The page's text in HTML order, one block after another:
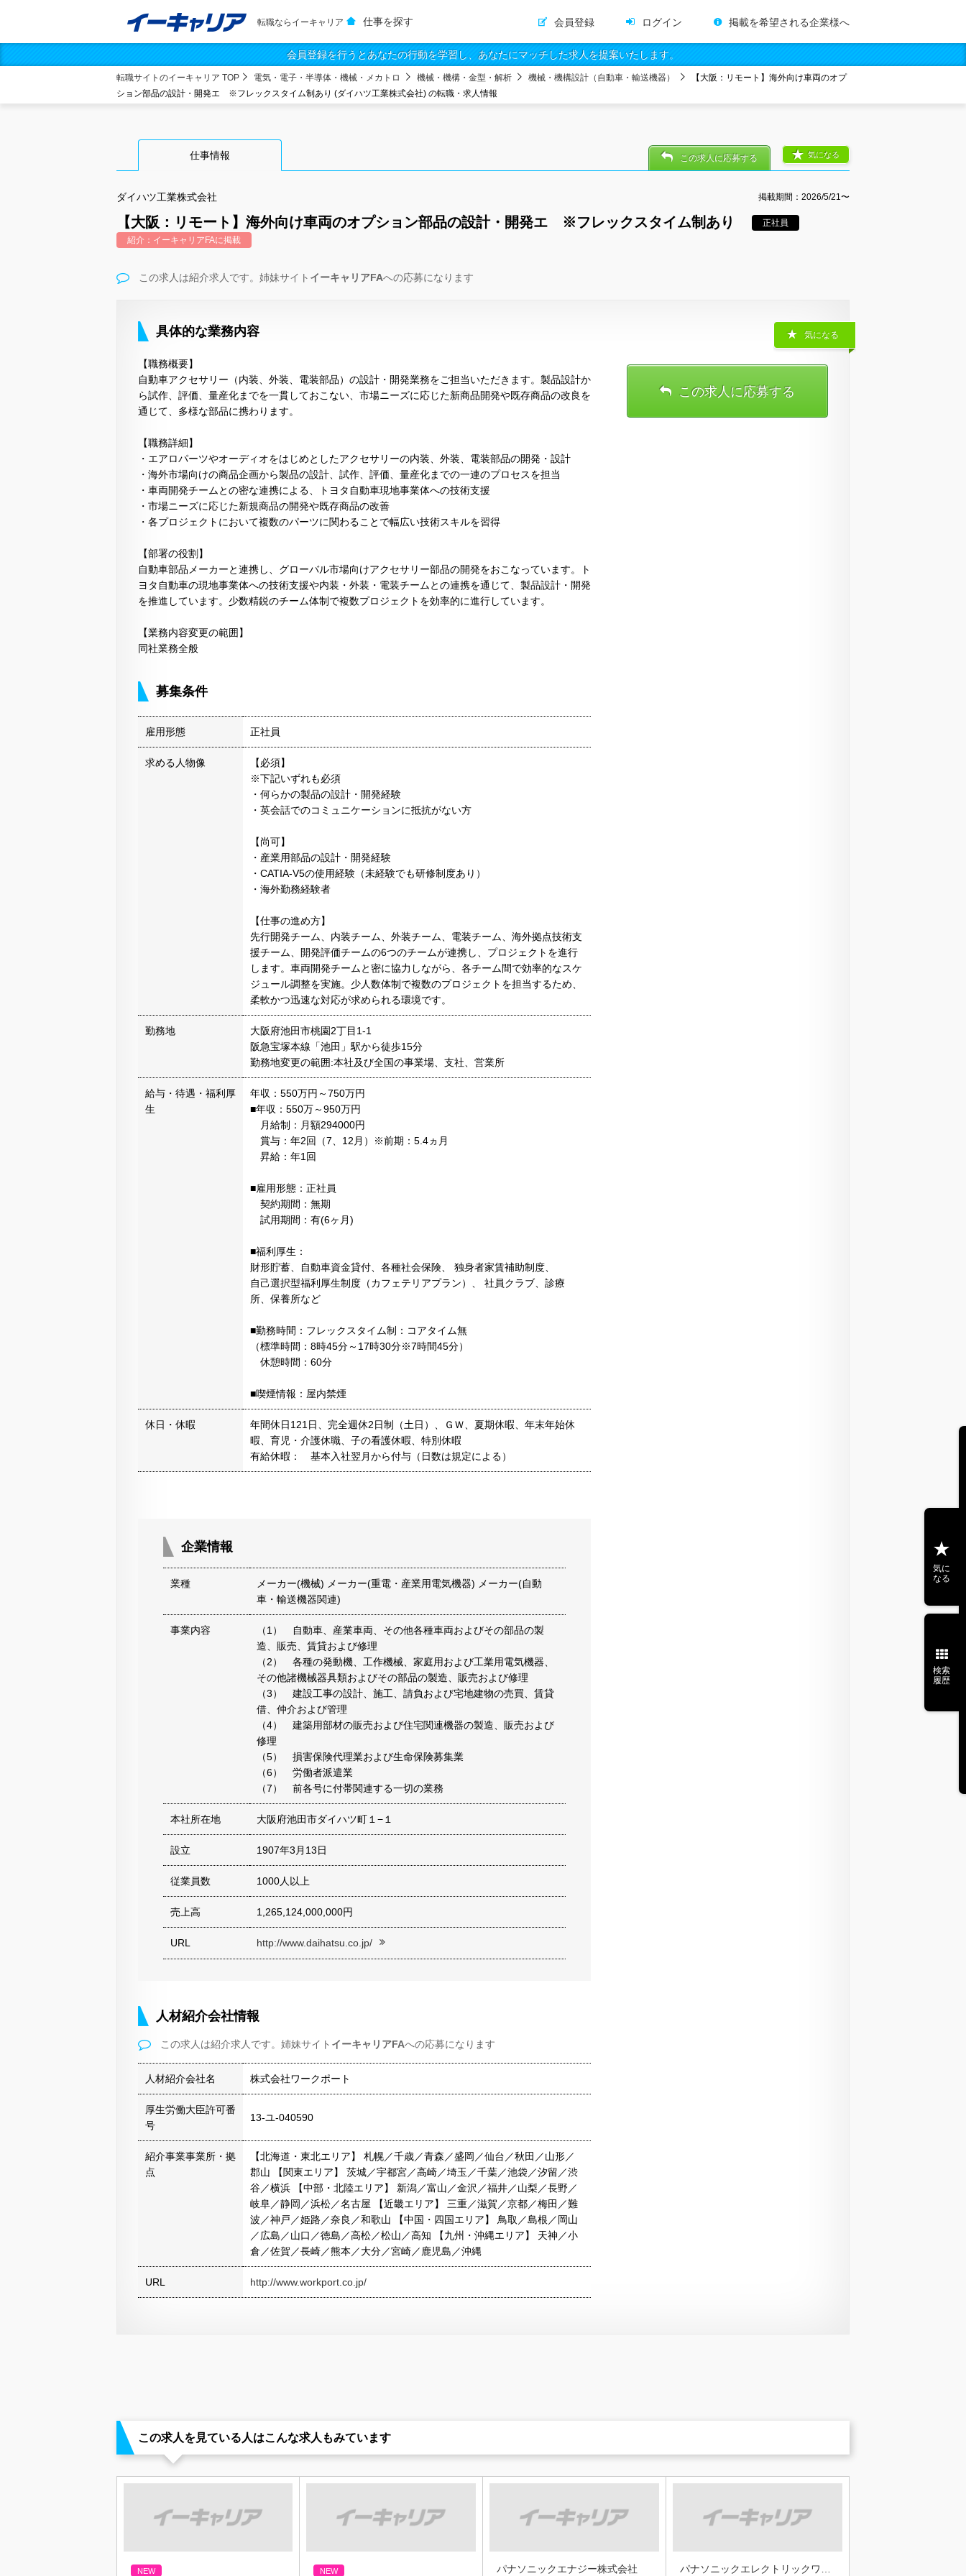
転職ならイーキャリア 仕事を探す 会員登録 ログイン 掲載を希望される企業様へ
会員登録を行うとあなたの行動を学習し、あなたにマッチした求人を提案いたします。
転職サイトのイーキャリア TOP 電気・電子・半導体・機械・メカトロ 機械・機構・金型・解析 機械・機構設計（自動車・輸送機器）
【大阪：リモート】海外向け車両のオプ
ション部品の設計・開発エ ※フレックスタイム制あり (ダイハツ工業株式会社) の転職・求人情報
仕事情報
ダイハツ工業株式会社 掲載期間：2026/5/21〜
【大阪：リモート】海外向け車両のオプション部品の設計・開発エ ※フレックスタイム制あり
正社員
紹介：イーキャリアFAに掲載
気になる
この求人に応募する
この求人は紹介求人です。姉妹サイト イーキャリアFAへの応募になります
具体的な業務内容
【職務概要】
自動車アクセサリー（内装、外装、電装部品）の設計・開発業務をご担当いただきます。製品設計か
ら試作、評価、量産化までを一貫しておこない、市場ニーズに応じた新商品開発や既存商品の改良を
通じて、多様な部品に携わります。
【職務詳細】
・エアロパーツやオーディオをはじめとしたアクセサリーの内装、外装、電装部品の開発・設計
・海外市場向けの商品企画から製品の設計、試作、評価、量産化までの一連のプロセスを担当
・車両開発チームとの密な連携による、トヨタ自動車現地事業体への技術支援
・市場ニーズに応じた新規商品の開発や既存商品の改善
・各プロジェクトにおいて複数のパーツに関わることで幅広い技術スキルを習得
【部署の役割】
自動車部品メーカーと連携し、グローバル市場向けアクセサリー部品の開発をおこなっています。ト
ヨタ自動車の現地事業体への技術支援や内装・外装・電装チームとの連携を通じて、製品設計・開発
を推進しています。少数精鋭のチーム体制で複数プロジェクトを効率的に進行しています。
【業務内容変更の範囲】
同社業務全般
募集条件
雇用形態 正社員
求める人物像
【必須】
※下記いずれも必須
・何らかの製品の設計・開発経験
・英会話でのコミュニケーションに抵抗がない方
【尚可】
・産業用部品の設計・開発経験
・CATIA-V5の使用経験（未経験でも研修制度あり）
・海外勤務経験者
【仕事の進め方】
先行開発チーム、内装チーム、外装チーム、電装チーム、海外拠点技術支
援チーム、開発評価チームの6つのチームが連携し、プロジェクトを進行
します。車両開発チームと密に協力しながら、各チーム間で効率的なスケ
ジュール調整を実施。少人数体制で複数のプロジェクトを担当するため、
柔軟かつ迅速な対応が求められる環境です。
勤務地
大阪府池田市桃園2丁目1-1
阪急宝塚本線「池田」駅から徒歩15分
勤務地変更の範囲:本社及び全国の事業場、支社、営業所
給与・待遇・福利厚
生
年収：550万円～750万円
■年収：550万～950万円
月給制：月額294000円
賞与：年2回（7、12月）※前期：5.4ヵ月
昇給：年1回
■雇用形態：正社員
契約期間：無期
試用期間：有(6ヶ月)
■福利厚生：
財形貯蓄、自動車資金貸付、各種社会保険、 独身者家賃補助制度、
自己選択型福利厚生制度（カフェテリアプラン）、 社員クラブ、診療
所、保養所など
■勤務時間：フレックスタイム制：コアタイム無
（標準時間：8時45分～17時30分※7時間45分）
休憩時間：60分
■喫煙情報：屋内禁煙
休日・休暇
年間休日121日、完全週休2日制（土日）、ＧＷ、夏期休暇、年末年始休
暇、育児・介護休職、子の看護休暇、特別休暇
有給休暇： 基本入社翌月から付与（日数は規定による）
企業情報
業種
メーカー(機械) メーカー(重電・産業用電気機器) メーカー(自動
車・輸送機器関連)
事業内容
（1） 自動車、産業車両、その他各種車両およびその部品の製
造、販売、賃貸および修理
（2） 各種の発動機、工作機械、家庭用および工業用電気機器、
その他諸機械器具類およびその部品の製造、販売および修理
（3） 建設工事の設計、施工、請負および宅地建物の売買、賃貸
借、仲介および管理
（4） 建築用部材の販売および住宅関連機器の製造、販売および
修理
（5） 損害保険代理業および生命保険募集業
（6） 労働者派遣業
（7） 前各号に付帯関連する一切の業務
本社所在地 大阪府池田市ダイハツ町１−１
設立 1907年3月13日
従業員数 1000人以上
売上高 1,265,124,000,000円
URL http://www.daihatsu.co.jp/
人材紹介会社情報
この求人は紹介求人です。姉妹サイト イーキャリアFAへの応募になります
人材紹介会社名 株式会社ワークポート
厚生労働大臣許可番
号
13-ユ-040590
紹介事業事業所・拠
点
【北海道・東北エリア】 札幌／千歳／青森／盛岡／仙台／秋田／山形／
郡山 【関東エリア】 茨城／宇都宮／高崎／埼玉／千葉／池袋／汐留／渋
谷／横浜 【中部・北陸エリア】 新潟／富山／金沢／福井／山梨／長野／
岐阜／静岡／浜松／名古屋 【近畿エリア】 三重／滋賀／京都／梅田／難
波／神戸／姫路／奈良／和歌山 【中国・四国エリア】 鳥取／島根／岡山
／広島／山口／徳島／高松／松山／高知 【九州・沖縄エリア】 天神／小
倉／佐賀／長崎／熊本／大分／宮崎／鹿児島／沖縄
URL http://www.workport.co.jp/
気になる
この求人に応募する
この求人を見ている人はこんな求人もみています
NEW NEW パナソニックエナジー株式会社
気に
なる
検索
履歴